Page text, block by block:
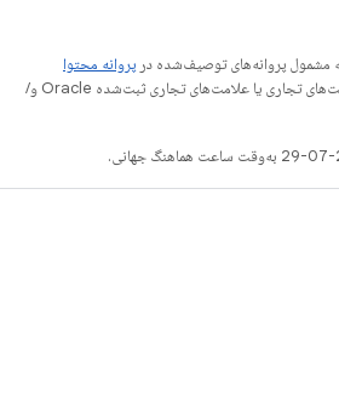
مشمول پروانه‌های توصیف‌شده در پروانه محتوا
هستند. جاوا و OpenJDK علامت‌های تجاری یا علامت‌های تجاری ثبت‌شده Oracle و/